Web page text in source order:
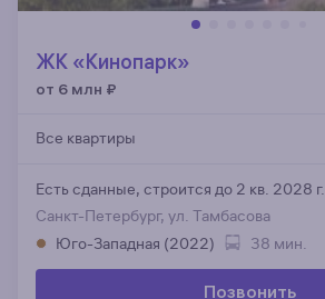
ЖК «Кинопарк»
от 6 млн ₽
Все квартиры
Есть сданные, строится до 2 кв. 2028 г.
Санкт-Петербург, ул. Тамбасова
Юго-Западная (2022)
38 мин.
Позвонить